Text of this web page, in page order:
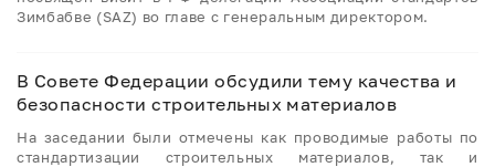
Зимбабве (SAZ) во главе с генеральным директором.
В Совете Федерации обсудили тему качества и
безопасности строительных материалов
На заседании были отмечены как проводимые работы по
стандартизации строительных материалов, так и